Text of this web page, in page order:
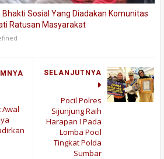
Bhakti Sosial Yang Diadakan Komunitas
Ratusan Masyarakat
SELANJUTNYA
Pocil Polres
Sijunjung Raih
Harapan I Pada
Lomba Pocil
Tingkat Polda
Sumbar
Awal